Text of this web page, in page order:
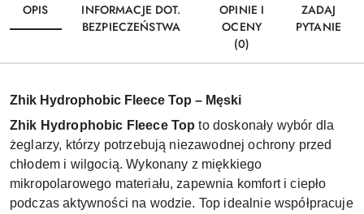
OPIS
INFORMACJE DOT.
BEZPIECZEŃSTWA
OPINIE I
OCENY
(0)
ZADAJ
PYTANIE
Zhik Hydrophobic Fleece Top – Męski
Zhik Hydrophobic Fleece Top to doskonały wybór dla
żeglarzy, którzy potrzebują niezawodnej ochrony przed
chłodem i wilgocią. Wykonany z miękkiego
mikropolarowego materiału, zapewnia komfort i ciepło
podczas aktywności na wodzie. Top idealnie współpracuje